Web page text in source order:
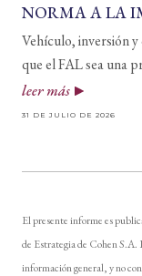
NORMA A LA
Vehículo, inversión
que el FAL sea una
leer más
31 DE JULIO DE 2026
El presente informe es
de Estrategia de Cohen
información general, y no